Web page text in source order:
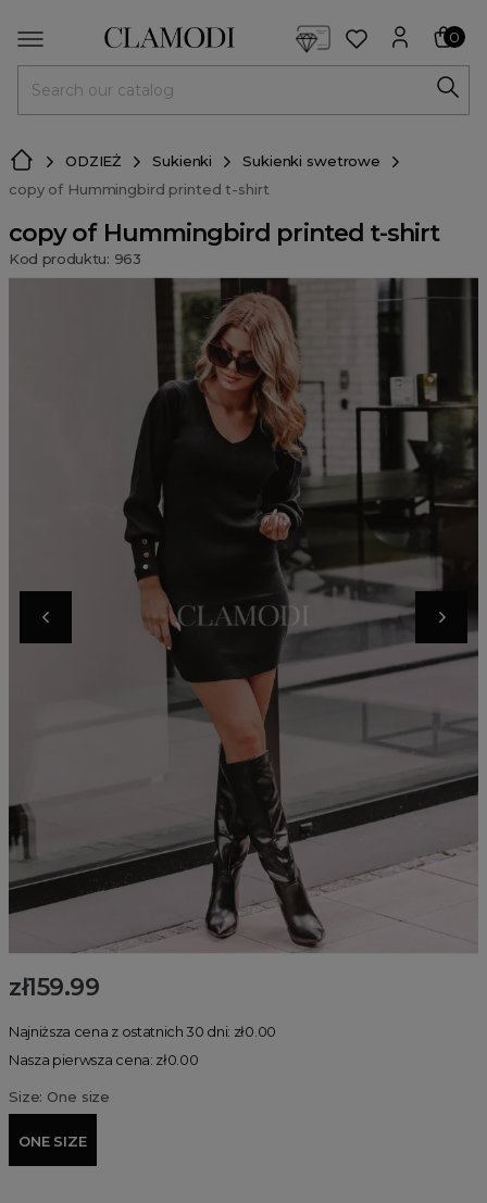
0
ODZIEŻ Sukienki
Sukienki swetrowe
copy of Hummingbird printed t-shirt
copy of Hummingbird printed t-shirt
Kod produktu: 963
zł159.99
Najniższa cena z ostatnich 30 dni: zł0.00
Nasza pierwsza cena: zł0.00
Size: One size
ONE SIZE